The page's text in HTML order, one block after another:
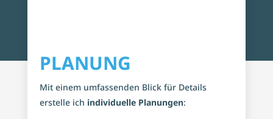
PLANUNG
Mit einem umfassenden Blick für Details
erstelle ich individuelle Planungen: